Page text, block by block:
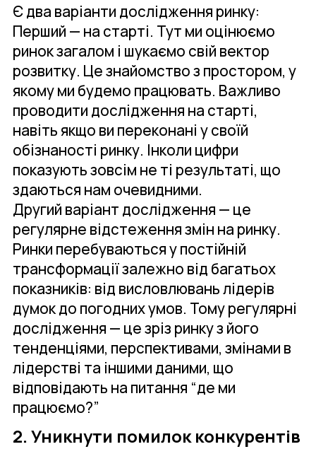
Є два варіанти дослідження ринку:
Перший — на старті. Тут ми оцінюємо
ринок загалом і шукаємо свій вектор
розвитку. Це знайомство з простором, у
якому ми будемо працювать. Важливо
проводити дослідження на старті,
навіть якщо ви переконані у своїй
обізнаності ринку. Інколи цифри
показують зовсім не ті результаті, що
здаються нам очевидними.
Другий варіант дослідження — це
регулярне відстеження змін на ринку.
Ринки перебуваються у постійній
трансформації залежно від багатьох
показників: від висловлювань лідерів
думок до погодних умов. Тому регулярні
дослідження — це зріз ринку з його
тенденціями, перспективами, змінами в
лідерстві та іншими даними, що
відповідають на питання “де ми
працюємо?”
2. Уникнути помилок конкурентів